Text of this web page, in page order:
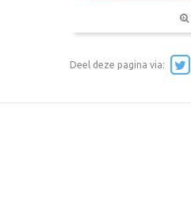
Deel deze pagina via: